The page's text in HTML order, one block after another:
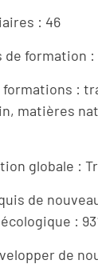
: 46
formation :
formations :
matières
globale :
de
:
de